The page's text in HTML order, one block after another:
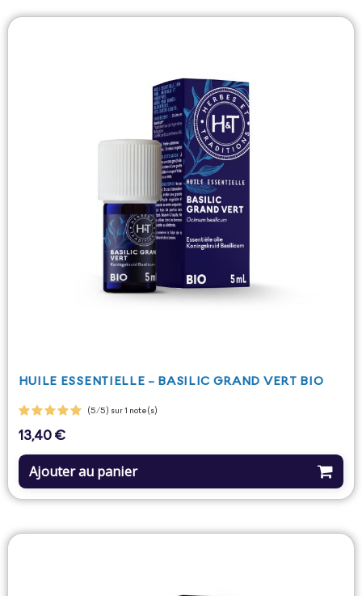
HUILE ESSENTIELLE - BASILIC GRAND VERT BIO
(5/5) sur 1 note(s)
Prix
13,40 €
Ajouter au panier